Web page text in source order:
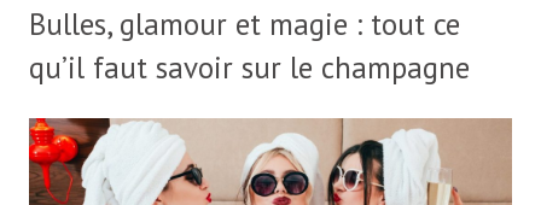
Bulles, glamour et magie : tout ce
qu’il faut savoir sur le champagne